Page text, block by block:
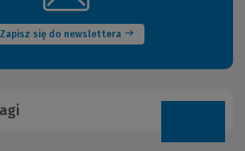
Zapisz się do newslettera
okno)